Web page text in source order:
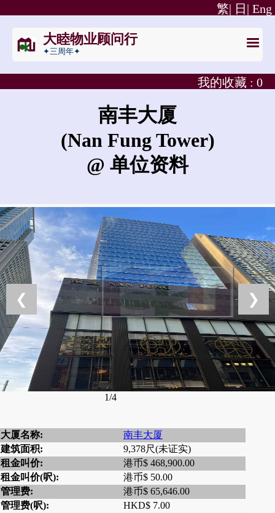
Eng
日|
繁|
大睦物业顾问行
✦三周年✦
我的收藏 : 0
南丰大厦
(Nan Fung Tower)
@ 单位资料
❮ ❯
1/4
大厦名称:
南丰大厦
建筑面积:
9,378尺(未证实)
租金叫价:
港币$ 468,900.00
租金叫价(呎):
港币$ 50.00
管理费:
港币$ 65,646.00
管理费(呎):
HKD$ 7.00